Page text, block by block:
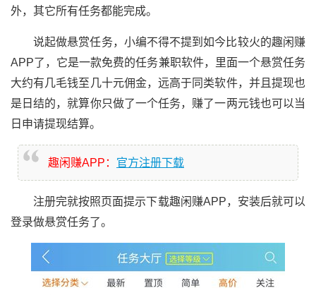
外，其它所有任务都能完成。
说起做悬赏任务，小编不得不提到如今比较火的趣闲赚
APP了，它是一款免费的任务兼职软件，里面一个悬赏任务
大约有几毛钱至几十元佣金，远高于同类软件，并且提现也
是日结的，就算你只做了一个任务，赚了一两元钱也可以当
日申请提现结算。
趣闲赚APP： 官方注册下载
注册完就按照页面提示下载趣闲赚APP，安装后就可以
登录做悬赏任务了。